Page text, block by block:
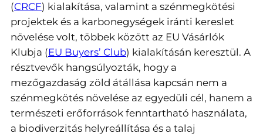
(CRCF) kialakítása, valamint a szénmegkötési
projektek és a karbonegységek iránti kereslet
növelése volt, többek között az EU Vásárlók
Klubja (EU Buyers’ Club) kialakításán keresztül. A
résztvevők hangsúlyozták, hogy a
mezőgazdaság zöld átállása kapcsán nem a
szénmegkötés növelése az egyedüli cél, hanem a
természeti erőforrások fenntartható használata,
a biodiverzitás helyreállítása és a talaj